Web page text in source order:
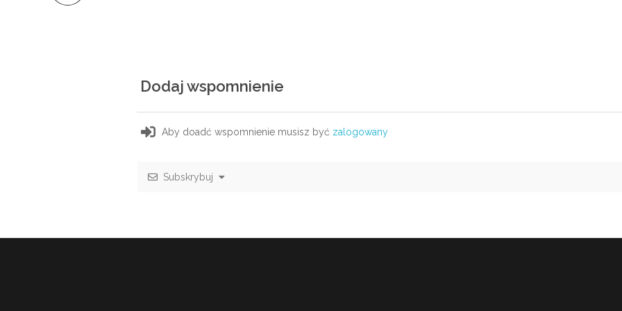
Dodaj wspomnienie
Aby doadć wspomnienie musisz być zalogowany
Subskrybuj